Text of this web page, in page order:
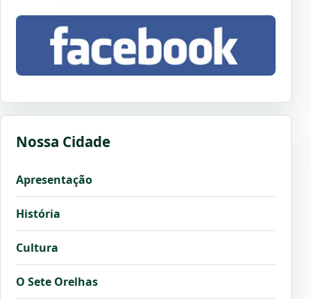
Nossa Cidade
Apresentação
História
Cultura
O Sete Orelhas